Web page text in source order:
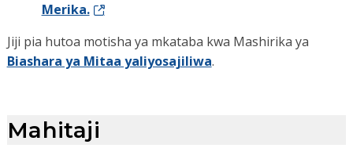
Merika.
Jiji pia hutoa motisha ya mkataba kwa Mashirika ya
Biashara ya Mitaa yaliyosajiliwa.
Mahitaji